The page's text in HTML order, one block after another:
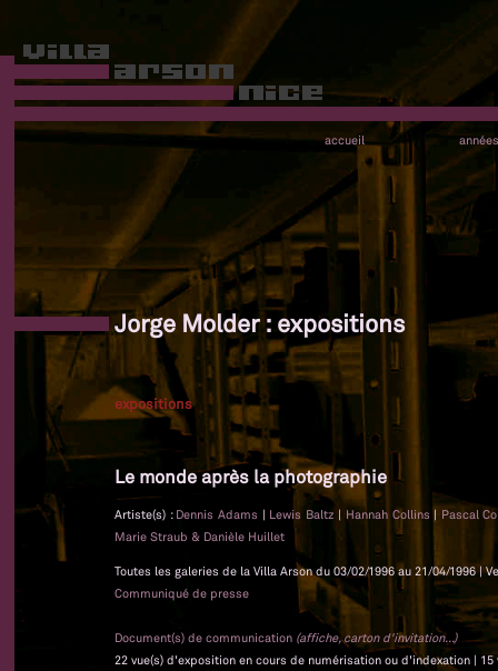
accueil années
Jorge Molder : expositions
expositions
Le monde après la photographie
Artiste(s) : Dennis Adams | Lewis Baltz | Hannah Collins | Pascal
Marie Straub & Danièle Huillet
Toutes les galeries de la Villa Arson du 03/02/1996 au 21/04/1996 |
Communiqué de presse
Document(s) de communication (affiche, carton d'invitation...)
22 vue(s) d'exposition en cours de numérisation ou d'indexation |